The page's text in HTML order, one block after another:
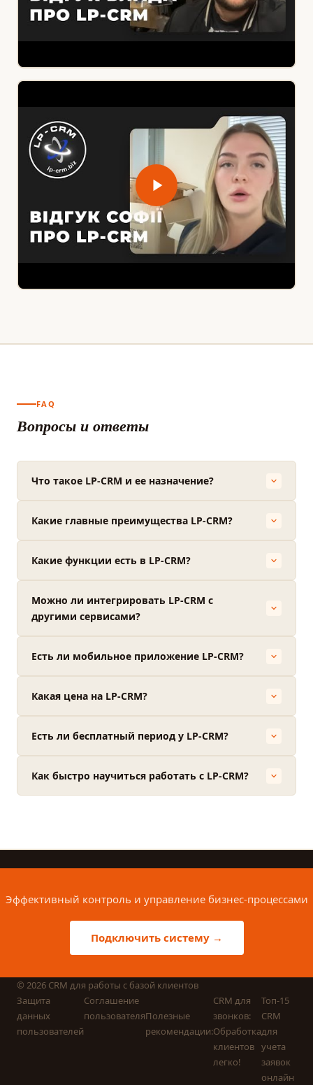
FAQ
Вопросы и ответы
Что такое LP-CRM и ее назначение?
Какие главные преимущества LP-CRM?
Какие функции есть в LP-CRM?
Можно ли интегрировать LP-CRM с
другими сервисами?
Есть ли мобильное приложение LP-CRM?
Какая цена на LP-CRM?
Есть ли бесплатный период у LP-CRM?
Как быстро научиться работать с LP-CRM?
Эффективный контроль и управление бизнес-процессами
Подключить систему →
© 2026 CRM для работы с базой клиентов
Защита
данных
пользователей
Соглашение
пользователяПолезные
рекомендации:
CRM для
звонков:
Обработка
клиентов
легко!
Топ-15
CRM
для
учета
заявок
онлайн